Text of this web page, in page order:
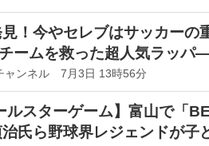
見！今やセレブはサッカー
ームを救った超人気ラッパ
ャンネル 7月3日 13時56分
ルスターゲーム】富山で「
氏ら野球界レジェンドが子